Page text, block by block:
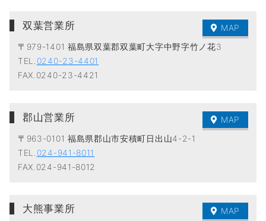
双葉営業所
MAP
〒979-1401 福島県双葉郡双葉町大字中野字竹ノ花3
TEL. 0240-23-4401
FAX.0240-23-4421
郡山営業所
MAP
〒963-0101 福島県郡山市安積町日出山4-2-1
TEL. 024-941-8011
FAX.024-941-8012
大熊事業所
MAP